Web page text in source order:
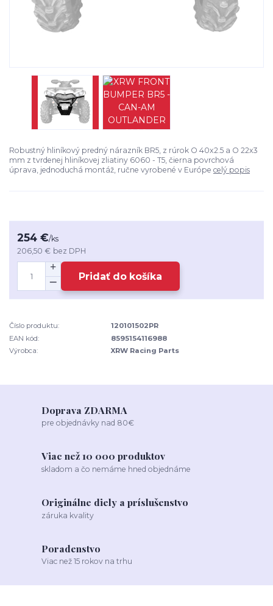
Robustný hliníkový predný nárazník BR5, z rúrok O 40x2.5 a O 22x3
mm z tvrdenej hliníkovej zliatiny 6060 - T5, čierna povrchová
úprava, jednoduchá montáž, ručne vyrobené v Európe celý popis
254 €/ks
206,50 € bez DPH
Pridať do košíka
Číslo produktu:
120101502PR
EAN kód:
8595154116988
Výrobca:
XRW Racing Parts
Doprava ZDARMA
pre objednávky nad 80€
Viac než 10 000 produktov
skladom a čo nemáme hned objednáme
Originálne diely a príslušenstvo
záruka kvality
Poradenstvo
Viac než 15 rokov na trhu